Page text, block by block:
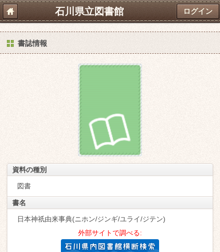
石川県立図書館 ログイン
書誌情報
資料の種別
図書
書名
日本神祇由来事典(ニホン/ジンギ/ユライ/ジテン)
外部サイトで調べる: